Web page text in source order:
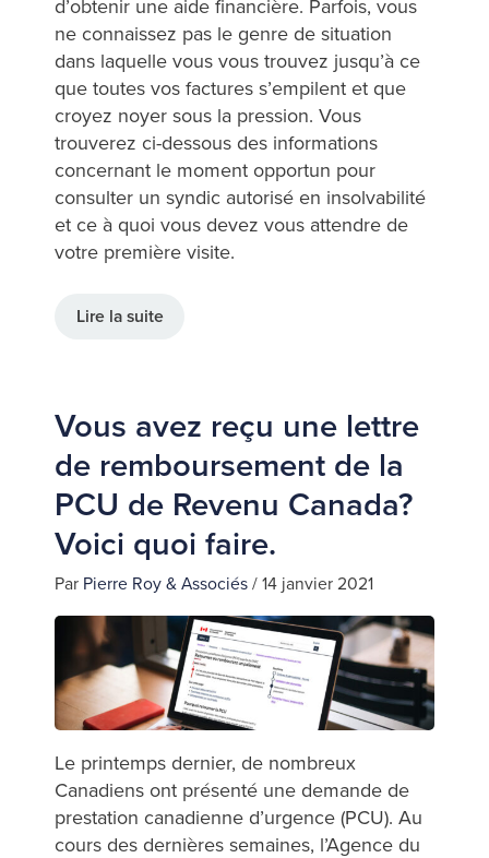
d’obtenir une aide financière. Parfois, vous
ne connaissez pas le genre de situation
dans laquelle vous vous trouvez jusqu’à ce
que toutes vos factures s’empilent et que
croyez noyer sous la pression. Vous
trouverez ci-dessous des informations
concernant le moment opportun pour
consulter un syndic autorisé en insolvabilité
et ce à quoi vous devez vous attendre de
votre première visite.
Lire la suite
Vous avez reçu une lettre
de remboursement de la
PCU de Revenu Canada?
Voici quoi faire.
Par Pierre Roy & Associés / 14 janvier 2021
Le printemps dernier, de nombreux
Canadiens ont présenté une demande de
prestation canadienne d’urgence (PCU). Au
cours des dernières semaines, l’Agence du